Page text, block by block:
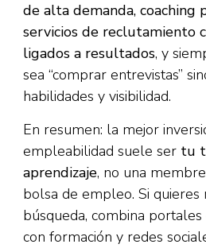
de alta demanda, coaching
servicios de reclutamiento
ligados a resultados, y
sea “comprar entrevistas”
habilidades y visibilidad.
En resumen: la mejor
empleabilidad suele ser tu
aprendizaje, no una
bolsa de empleo. Si quieres
búsqueda, combina
con formación y redes